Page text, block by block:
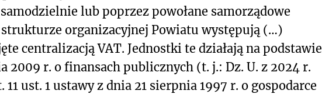
lub poprzez powołane samorządowe
organizacyjnej Powiatu występują (…)
centralizacją VAT. Jednostki te działają na podstawie
2009 r. o finansach publicznych (t. j.: Dz. U. z 2024 r.
11 ust. 1 ustawy z dnia 21 sierpnia 1997 r. o gospodarce